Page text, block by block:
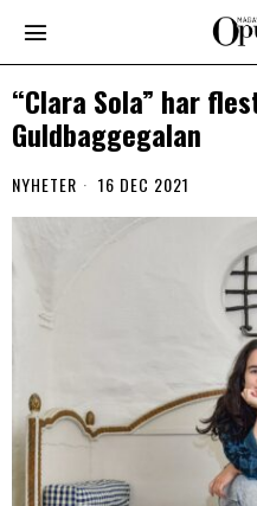
“Clara Sola” har
Guldbaggegalan
NYHETER 16 DEC 2021